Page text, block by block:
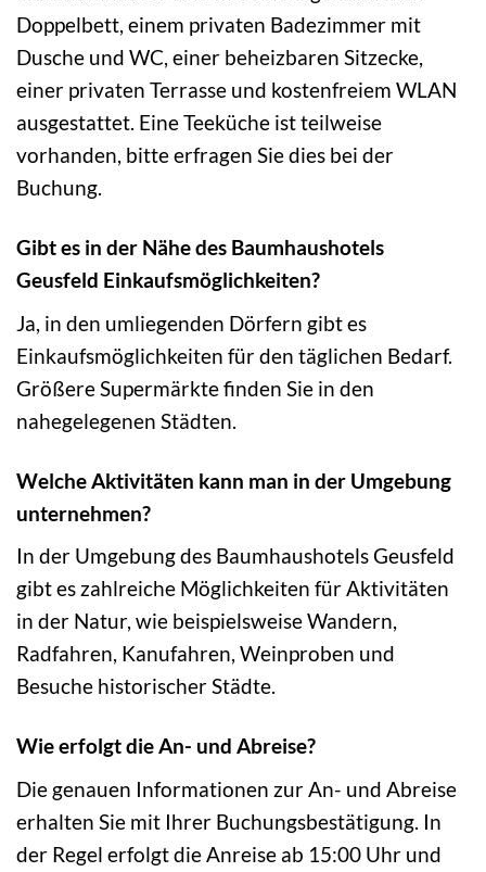
Doppelbett, einem privaten Badezimmer mit
Dusche und WC, einer beheizbaren Sitzecke,
einer privaten Terrasse und kostenfreiem WLAN
ausgestattet. Eine Teeküche ist teilweise
vorhanden, bitte erfragen Sie dies bei der
Buchung.
Gibt es in der Nähe des Baumhaushotels
Geusfeld Einkaufsmöglichkeiten?
Ja, in den umliegenden Dörfern gibt es
Einkaufsmöglichkeiten für den täglichen Bedarf.
Größere Supermärkte finden Sie in den
nahegelegenen Städten.
Welche Aktivitäten kann man in der Umgebung
unternehmen?
In der Umgebung des Baumhaushotels Geusfeld
gibt es zahlreiche Möglichkeiten für Aktivitäten
in der Natur, wie beispielsweise Wandern,
Radfahren, Kanufahren, Weinproben und
Besuche historischer Städte.
Wie erfolgt die An- und Abreise?
Die genauen Informationen zur An- und Abreise
erhalten Sie mit Ihrer Buchungsbestätigung. In
der Regel erfolgt die Anreise ab 15:00 Uhr und